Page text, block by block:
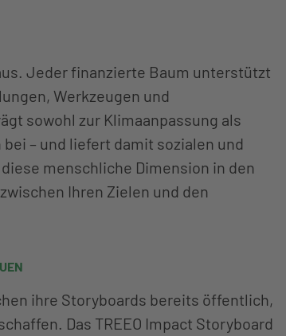
Jeder finanzierte Baum unterstützt
Werkzeugen und
sowohl zur Klimaanpassung als
– und liefert damit sozialen und
menschliche Dimension in den
Ihren Zielen und den
ihre Storyboards bereits öffentlich,
Das TREEO Impact Storyboard